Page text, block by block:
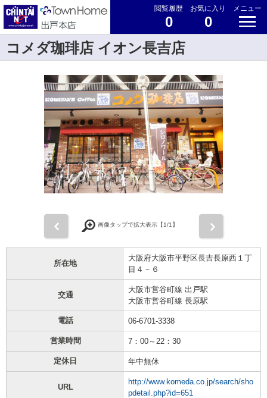
閲覧履歴
0
お気に入り
0
メニュー
コメダ珈琲店 イオン長吉店
画像タップで拡大表示【1/1】
所在地
大阪府大阪市平野区長吉長原西１丁
目４－６
交通
大阪市営谷町線 出戸駅
大阪市営谷町線 長原駅
電話 06-6701-3338
営業時間 7：00～22：30
定休日 年中無休
URL
http://www.komeda.co.jp/search/sho
pdetail.php?id=651